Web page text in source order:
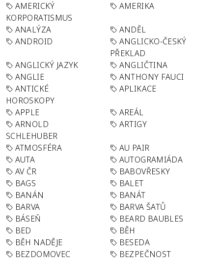
AMERICKÝ
KORPORATISMUS
AMERIKA
ANALÝZA
ANDĚL
ANDROID
ANGLICKO-ČESKÝ
PŘEKLAD
ANGLICKÝ JAZYK
ANGLIČTINA
ANGLIE
ANTHONY FAUCI
ANTICKÉ
HOROSKOPY
APLIKACE
APPLE
AREÁL
ARNOLD
SCHLEHUBER
ARTIGY
ATMOSFÉRA
AU PAIR
AUTA
AUTOGRAMIÁDA
AV ČR
BABOVŘESKY
BAGS
BALET
BANÁN
BANÁT
BARVA
BARVA ŠATŮ
BÁSEŇ
BEARD BAUBLES
BED
BĚH
BĚH NADĚJE
BESEDA
BEZDOMOVEC
BEZPEČNOST